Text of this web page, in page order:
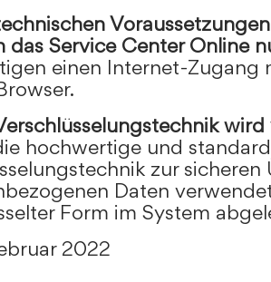
das Service Center Online
einen Internet-Zugang
hochwertige und
zur
Daten
Form im System
2022